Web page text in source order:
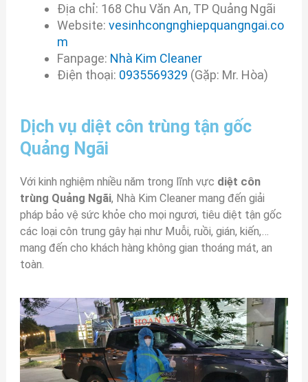
Địa chỉ: 168 Chu Văn An, TP Quảng Ngãi
Website: vesinhcongnghiepquangngai.co
m
Fanpage: Nhà Kim Cleaner
Điện thoại: 0935569329 (Gặp: Mr. Hòa)
Dịch vụ diệt côn trùng tận gốc
Quảng Ngãi
Với kinh nghiệm nhiều năm trong lĩnh vực diệt côn
trùng Quảng Ngãi, Nhà Kim Cleaner mang đến giải
pháp bảo vệ sức khỏe cho mọi ngươi, tiêu diệt tận gốc
các loại côn trung gây hại như Muỗi, ruồi, gián, kiến,…
mang đến cho khách hàng không gian thoáng mát, an
toàn.